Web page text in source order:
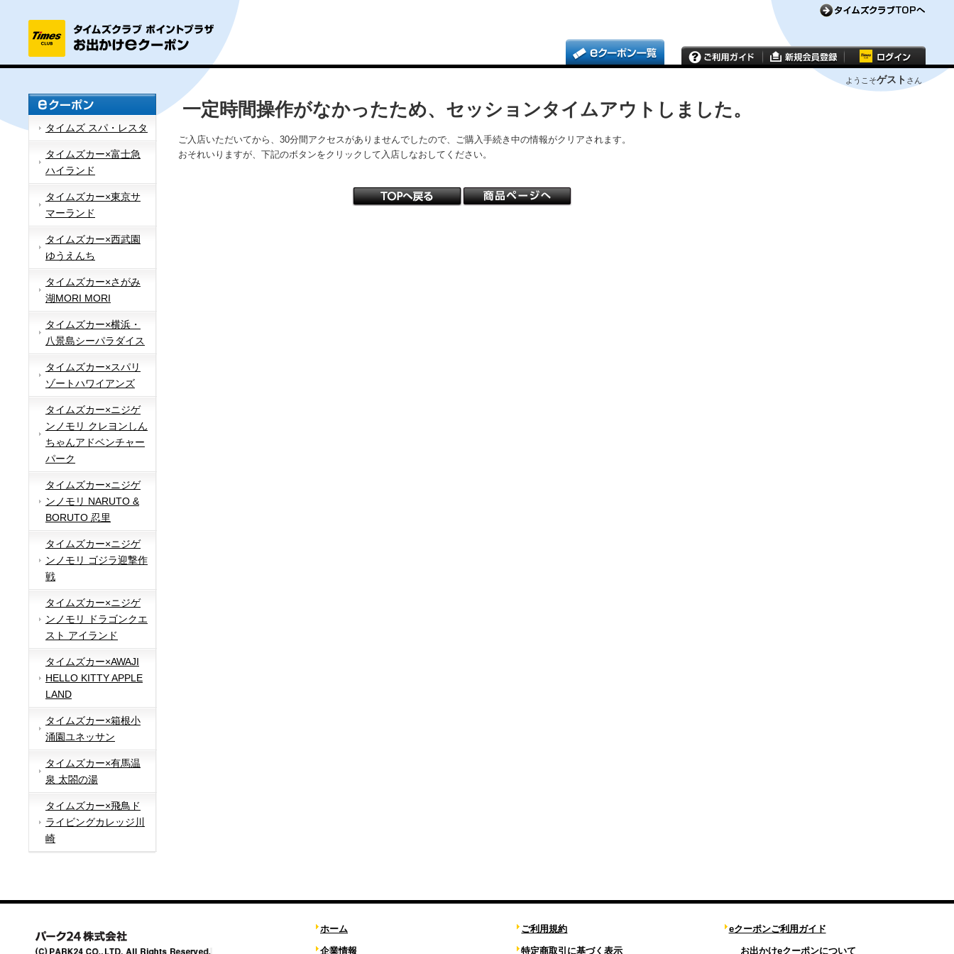
ようこそゲスト さん
タイムズ スパ・レスタ
タイムズカー×富士急
ハイランド
タイムズカー×東京サ
マーランド
タイムズカー×西武園
ゆうえんち
タイムズカー×さがみ
湖MORI MORI
タイムズカー×横浜・
八景島シーパラダイス
タイムズカー×スパリ
ゾートハワイアンズ
タイムズカー×ニジゲ
ンノモリ クレヨンしん
ちゃんアドベンチャー
パーク
タイムズカー×ニジゲ
ンノモリ NARUTO &
BORUTO 忍里
タイムズカー×ニジゲ
ンノモリ ゴジラ迎撃作
戦
タイムズカー×ニジゲ
ンノモリ ドラゴンクエ
スト アイランド
タイムズカー×AWAJI
HELLO KITTY APPLE
LAND
タイムズカー×箱根小
涌園ユネッサン
タイムズカー×有馬温
泉 太閤の湯
タイムズカー×飛鳥ド
ライビングカレッジ川
崎
一定時間操作がなかったため、セッションタイムアウトしました。
ご入店いただいてから、30分間アクセスがありませんでしたので、ご購入手続き中の情報がクリアされます。
おそれいりますが、下記のボタンをクリックして入店しなおしてください。
ホーム
企業情報
ご利用規約
特定商取引に基づく表示
eクーポンご利用ガイド
お出かけeクーポンについて